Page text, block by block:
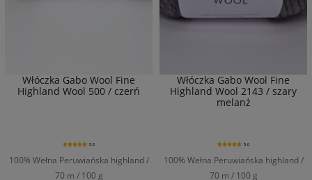
Włóczka Gabo Wool Fine
Highland Wool 500 / czerń
100% Wełna Peruwiańska highland /
70 m / 100 g
5.0
Włóczka Gabo Wool Fine
Highland Wool 2143 / szary
melanż
100% Wełna Peruwiańska highland /
70 m / 100 g
5.0